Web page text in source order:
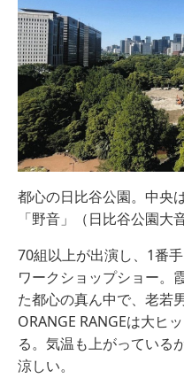
都心の日比谷公園。中央
「野音」（日比谷公園
70組以上が出演し、1番
ワークショップショー。
た都心の真ん中で、老若
ORANGE RANGEは大ヒ
る。気温も上がっている
涼しい。